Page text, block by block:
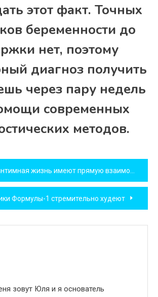
этот факт. Точных
беременности до
нет, поэтому
диагноз получить
через пару недель
современных
методов.
жизнь имеют прямую взаимосвязь
Формулы-1 стремительно худеют
зовут Юля и я основатель